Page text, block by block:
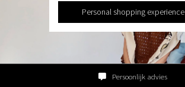
Personal shopping experience
Persoonlijk advies